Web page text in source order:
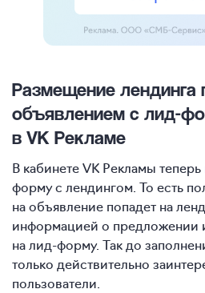
Размещение лендинга
объявлением с лид-
в VK Рекламе
В кабинете VK Рекламы теперь
форму с лендингом. То есть
на объявление попадет на
информацией о предложении
на лид-форму. Так до
только действительно
пользователи.